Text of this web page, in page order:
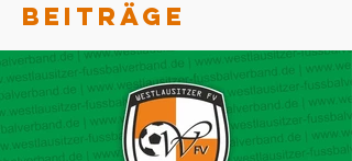
BEITRÄGE